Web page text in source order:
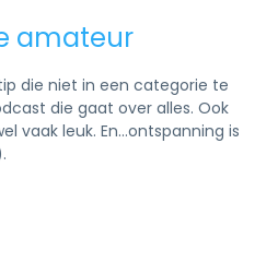
amateur
die niet in een categorie te
die gaat over alles. Ook
vaak leuk. En…ontspanning is